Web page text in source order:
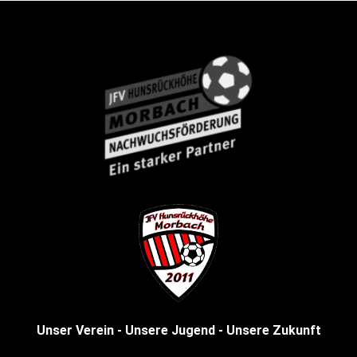
Unser Verein - Unsere Jugend - Unsere Zukunft